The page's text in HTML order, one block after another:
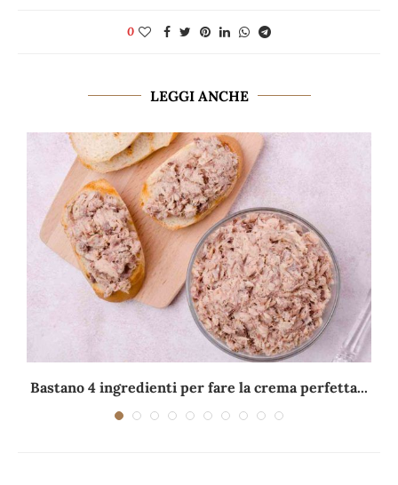
0
LEGGI ANCHE
Bastano 4 ingredienti per fare la crema perfetta...